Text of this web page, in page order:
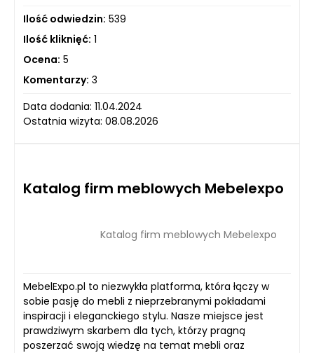
Ilość odwiedzin: 539
Ilość kliknięć: 1
Ocena: 5
Komentarzy: 3
Data dodania: 11.04.2024
Ostatnia wizyta: 08.08.2026
Katalog firm meblowych Mebelexpo
Katalog firm meblowych Mebelexpo
MebelExpo.pl to niezwykła platforma, która łączy w
sobie pasję do mebli z nieprzebranymi pokładami
inspiracji i eleganckiego stylu. Nasze miejsce jest
prawdziwym skarbem dla tych, którzy pragną
poszerzać swoją wiedzę na temat mebli oraz